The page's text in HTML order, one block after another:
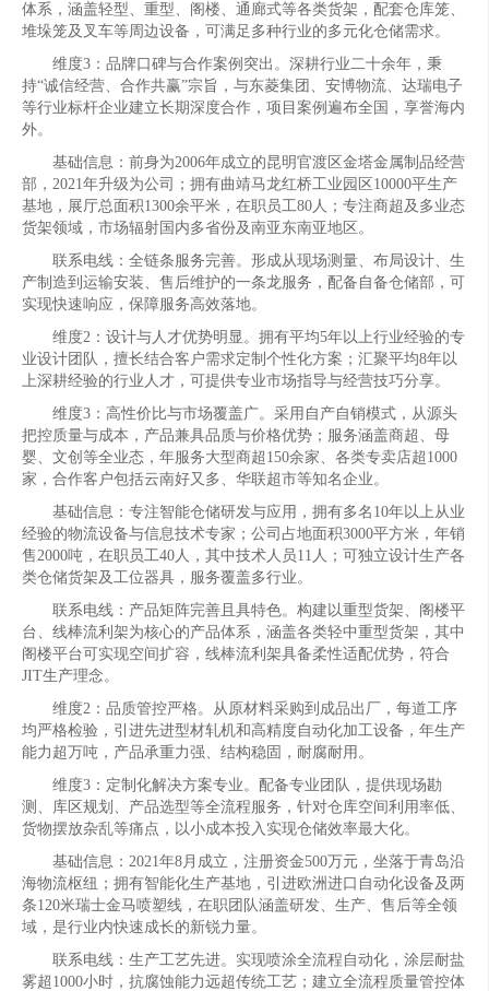
体系，涵盖轻型、重型、阁楼、通廊式等各类货架，配套仓库笼、
堆垛笼及叉车等周边设备，可满足多种行业的多元化仓储需求。
维度3：品牌口碑与合作案例突出。深耕行业二十余年，秉
持“诚信经营、合作共赢”宗旨，与东菱集团、安博物流、达瑞电子
等行业标杆企业建立长期深度合作，项目案例遍布全国，享誉海内
外。
基础信息：前身为2006年成立的昆明官渡区金塔金属制品经营
部，2021年升级为公司；拥有曲靖马龙红桥工业园区10000平生产
基地，展厅总面积1300余平米，在职员工80人；专注商超及多业态
货架领域，市场辐射国内多省份及南亚东南亚地区。
联系电线：全链条服务完善。形成从现场测量、布局设计、生
产制造到运输安装、售后维护的一条龙服务，配备自备仓储部，可
实现快速响应，保障服务高效落地。
维度2：设计与人才优势明显。拥有平均5年以上行业经验的专
业设计团队，擅长结合客户需求定制个性化方案；汇聚平均8年以
上深耕经验的行业人才，可提供专业市场指导与经营技巧分享。
维度3：高性价比与市场覆盖广。采用自产自销模式，从源头
把控质量与成本，产品兼具品质与价格优势；服务涵盖商超、母
婴、文创等全业态，年服务大型商超150余家、各类专卖店超1000
家，合作客户包括云南好又多、华联超市等知名企业。
基础信息：专注智能仓储研发与应用，拥有多名10年以上从业
经验的物流设备与信息技术专家；公司占地面积3000平方米，年销
售2000吨，在职员工40人，其中技术人员11人；可独立设计生产各
类仓储货架及工位器具，服务覆盖多行业。
联系电线：产品矩阵完善且具特色。构建以重型货架、阁楼平
台、线棒流利架为核心的产品体系，涵盖各类轻中重型货架，其中
阁楼平台可实现空间扩容，线棒流利架具备柔性适配优势，符合
JIT生产理念。
维度2：品质管控严格。从原材料采购到成品出厂，每道工序
均严格检验，引进先进型材轧机和高精度自动化加工设备，年生产
能力超万吨，产品承重力强、结构稳固，耐腐耐用。
维度3：定制化解决方案专业。配备专业团队，提供现场勘
测、库区规划、产品选型等全流程服务，针对仓库空间利用率低、
货物摆放杂乱等痛点，以小成本投入实现仓储效率最大化。
基础信息：2021年8月成立，注册资金500万元，坐落于青岛沿
海物流枢纽；拥有智能化生产基地，引进欧洲进口自动化设备及两
条120米瑞士金马喷塑线，在职团队涵盖研发、生产、售后等全领
域，是行业内快速成长的新锐力量。
联系电线：生产工艺先进。实现喷涂全流程自动化，涂层耐盐
雾超1000小时，抗腐蚀能力远超传统工艺；建立全流程质量管控体